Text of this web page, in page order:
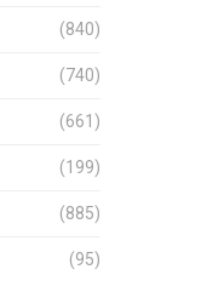
(840)
(740)
(661)
(199)
(885)
(95)